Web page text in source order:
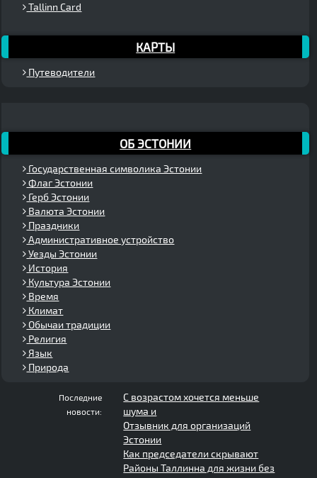
Tallinn Card
КАРТЫ
Путеводители
ОБ ЭСТОНИИ
Государственная символика Эстонии
Флаг Эстонии
Герб Эстонии
Валюта Эстонии
Праздники
Административное устройство
Уезды Эстонии
История
Культура Эстонии
Время
Климат
Обычаи традиции
Религия
Язык
Природа
Последние
новости:
С возрастом хочется меньше
шума и
Отзывник для организаций
Эстонии
Как председатели скрывают
Районы Таллинна для жизни без